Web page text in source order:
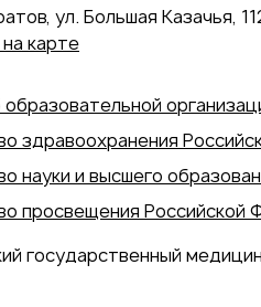
ул. Большая Казачья,
карте
здравоохранения
науки и высшего
просвещения Российской
государственный